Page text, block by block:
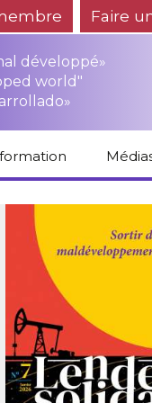
Faire
développé»
world"